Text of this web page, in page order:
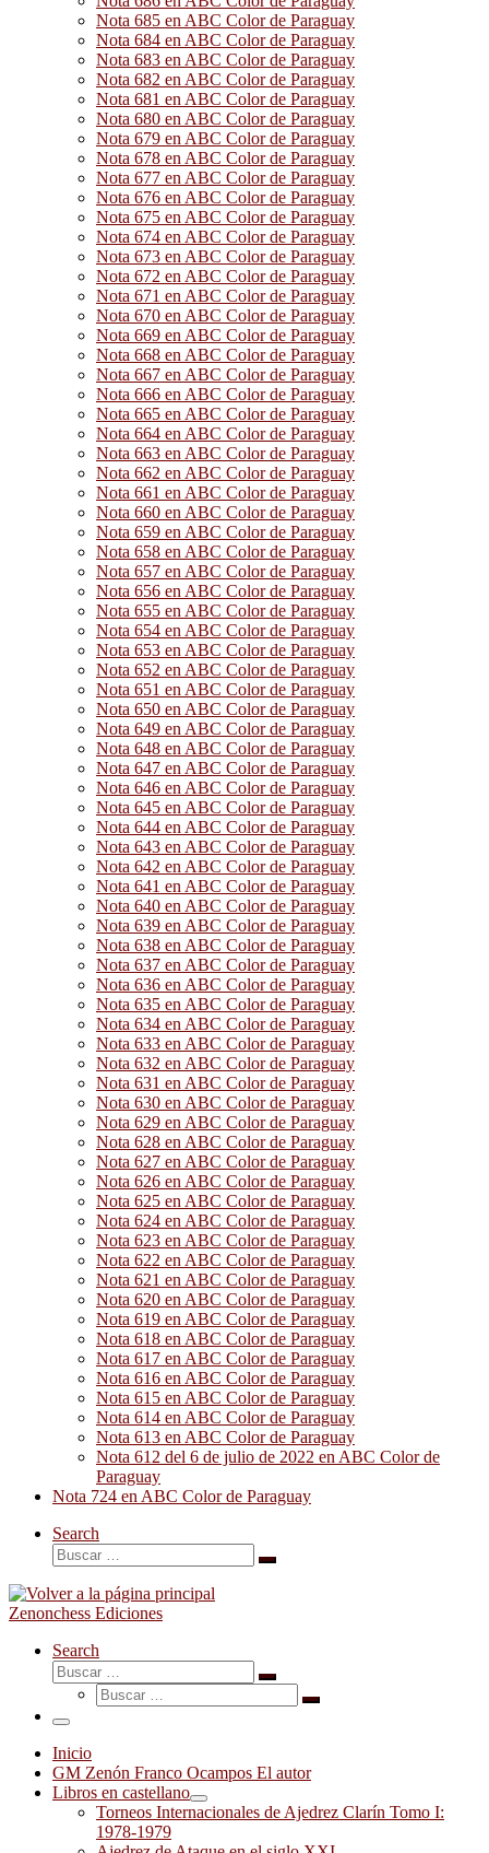
Nota 685 en ABC Color de Paraguay
Nota 684 en ABC Color de Paraguay
Nota 683 en ABC Color de Paraguay
Nota 682 en ABC Color de Paraguay
Nota 681 en ABC Color de Paraguay
Nota 680 en ABC Color de Paraguay
Nota 679 en ABC Color de Paraguay
Nota 678 en ABC Color de Paraguay
Nota 677 en ABC Color de Paraguay
Nota 676 en ABC Color de Paraguay
Nota 675 en ABC Color de Paraguay
Nota 674 en ABC Color de Paraguay
Nota 673 en ABC Color de Paraguay
Nota 672 en ABC Color de Paraguay
Nota 671 en ABC Color de Paraguay
Nota 670 en ABC Color de Paraguay
Nota 669 en ABC Color de Paraguay
Nota 668 en ABC Color de Paraguay
Nota 667 en ABC Color de Paraguay
Nota 666 en ABC Color de Paraguay
Nota 665 en ABC Color de Paraguay
Nota 664 en ABC Color de Paraguay
Nota 663 en ABC Color de Paraguay
Nota 662 en ABC Color de Paraguay
Nota 661 en ABC Color de Paraguay
Nota 660 en ABC Color de Paraguay
Nota 659 en ABC Color de Paraguay
Nota 658 en ABC Color de Paraguay
Nota 657 en ABC Color de Paraguay
Nota 656 en ABC Color de Paraguay
Nota 655 en ABC Color de Paraguay
Nota 654 en ABC Color de Paraguay
Nota 653 en ABC Color de Paraguay
Nota 652 en ABC Color de Paraguay
Nota 651 en ABC Color de Paraguay
Nota 650 en ABC Color de Paraguay
Nota 649 en ABC Color de Paraguay
Nota 648 en ABC Color de Paraguay
Nota 647 en ABC Color de Paraguay
Nota 646 en ABC Color de Paraguay
Nota 645 en ABC Color de Paraguay
Nota 644 en ABC Color de Paraguay
Nota 643 en ABC Color de Paraguay
Nota 642 en ABC Color de Paraguay
Nota 641 en ABC Color de Paraguay
Nota 640 en ABC Color de Paraguay
Nota 639 en ABC Color de Paraguay
Nota 638 en ABC Color de Paraguay
Nota 637 en ABC Color de Paraguay
Nota 636 en ABC Color de Paraguay
Nota 635 en ABC Color de Paraguay
Nota 634 en ABC Color de Paraguay
Nota 633 en ABC Color de Paraguay
Nota 632 en ABC Color de Paraguay
Nota 631 en ABC Color de Paraguay
Nota 630 en ABC Color de Paraguay
Nota 629 en ABC Color de Paraguay
Nota 628 en ABC Color de Paraguay
Nota 627 en ABC Color de Paraguay
Nota 626 en ABC Color de Paraguay
Nota 625 en ABC Color de Paraguay
Nota 624 en ABC Color de Paraguay
Nota 623 en ABC Color de Paraguay
Nota 622 en ABC Color de Paraguay
Nota 621 en ABC Color de Paraguay
Nota 620 en ABC Color de Paraguay
Nota 619 en ABC Color de Paraguay
Nota 618 en ABC Color de Paraguay
Nota 617 en ABC Color de Paraguay
Nota 616 en ABC Color de Paraguay
Nota 615 en ABC Color de Paraguay
Nota 614 en ABC Color de Paraguay
Nota 613 en ABC Color de Paraguay
Nota 612 del 6 de julio de 2022 en ABC Color de
Paraguay
Nota 724 en ABC Color de Paraguay
Search
Buscar
Buscar
Zenonchess Ediciones
Search
Buscar
Buscar
Buscar
Buscar
Menú
Inicio
GM Zenón Franco Ocampos El autor
Libros en castellano
Torneos Internacionales de Ajedrez Clarín Tomo I:
1978-1979